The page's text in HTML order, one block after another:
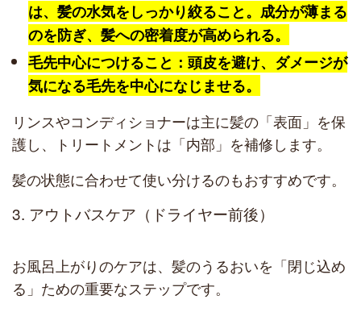
は、髪の水気をしっかり絞ること。成分が薄まる
のを防ぎ、髪への密着度が高められる。
毛先中心につけること：頭皮を避け、ダメージが
気になる毛先を中心になじませる。
リンスやコンディショナーは主に髪の「表面」を保
護し、トリートメントは「内部」を補修します。
髪の状態に合わせて使い分けるのもおすすめです。
3. アウトバスケア（ドライヤー前後）
お風呂上がりのケアは、髪のうるおいを「閉じ込め
る」ための重要なステップです。